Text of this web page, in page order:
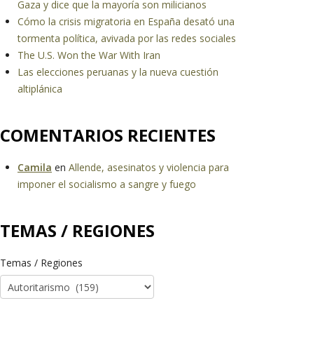
Gaza y dice que la mayoría son milicianos
Cómo la crisis migratoria en España desató una
tormenta política, avivada por las redes sociales
The U.S. Won the War With Iran
Las elecciones peruanas y la nueva cuestión
altiplánica
COMENTARIOS RECIENTES
Camila en Allende, asesinatos y violencia para
imponer el socialismo a sangre y fuego
TEMAS / REGIONES
Temas / Regiones